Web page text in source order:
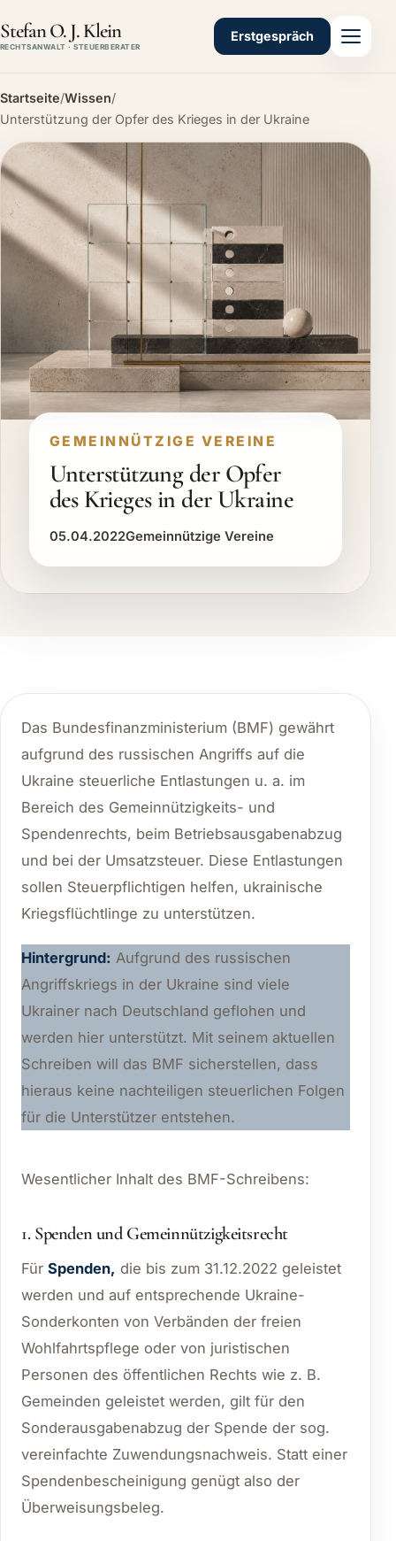
Stefan O. J. Klein
RECHTSANWALT · STEUERBERATER
Erstgespräch
Startseite/Wissen/
Unterstützung der Opfer des Krieges in der Ukraine
GEMEINNÜTZIGE VEREINE
Unterstützung der Opfer
des Krieges in der Ukraine
05.04.2022Gemeinnützige Vereine
Das Bundesfinanzministerium (BMF) gewährt
aufgrund des russischen Angriffs auf die
Ukraine steuerliche Entlastungen u. a. im
Bereich des Gemeinnützigkeits- und
Spendenrechts, beim Betriebsausgabenabzug
und bei der Umsatzsteuer. Diese Entlastungen
sollen Steuerpflichtigen helfen, ukrainische
Kriegsflüchtlinge zu unterstützen.
Hintergrund: Aufgrund des russischen
Angriffskriegs in der Ukraine sind viele
Ukrainer nach Deutschland geflohen und
werden hier unterstützt. Mit seinem aktuellen
Schreiben will das BMF sicherstellen, dass
hieraus keine nachteiligen steuerlichen Folgen
für die Unterstützer entstehen.
Wesentlicher Inhalt des BMF-Schreibens:
1. Spenden und Gemeinnützigkeitsrecht
FürSpenden, die bis zum 31.12.2022 geleistet
werden und auf entsprechende Ukraine-
Sonderkonten von Verbänden der freien
Wohlfahrtspflege oder von juristischen
Personen des öffentlichen Rechts wie z. B.
Gemeinden geleistet werden, gilt für den
Sonderausgabenabzug der Spende der sog.
vereinfachte Zuwendungsnachweis. Statt einer
Spendenbescheinigung genügt also der
Überweisungsbeleg.